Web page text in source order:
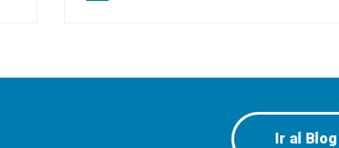
Ir al Blog